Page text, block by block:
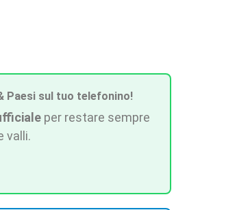
Paesi sul tuo telefonino!
per restare sempre
valli.